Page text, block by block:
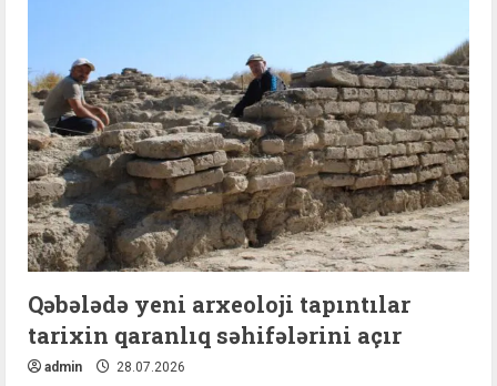
Qəbələdə yeni arxeoloji tapıntılar
tarixin qaranlıq səhifələrini açır
admin 28.07.2026